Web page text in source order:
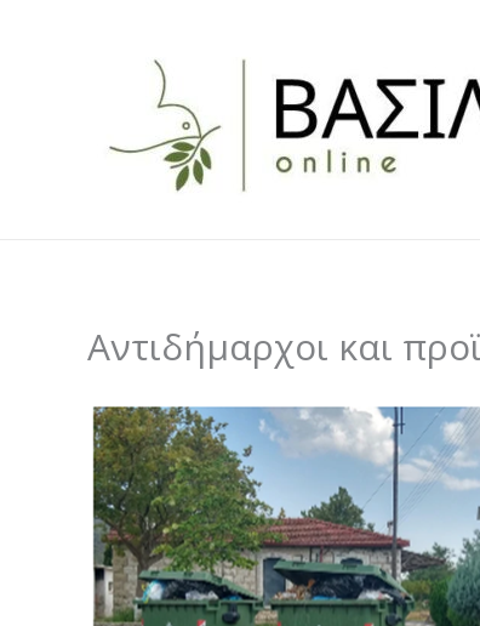
Αντιδήμαρχοι και